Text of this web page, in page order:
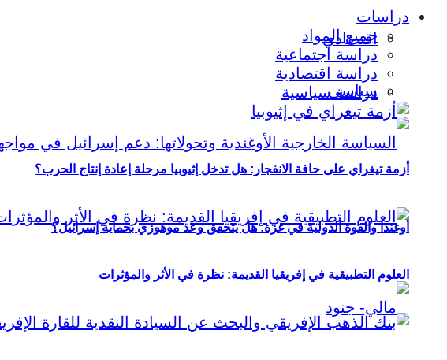
اقتصادي
سياسي
أوغندا والقوة الدولية في غزة: هل يتحقق وعد موهوزي بحماية إسرائيل؟
دراسات
جميع المواد
دراسة اجتماعية
دراسة اقتصادية
دراسة سياسية
أزمة تيغراي على حافة الانفجار: هل تدخل إثيوبيا مرحلة إعادة إنتاج الحرب؟
العلوم التطبيقية في إفريقيا القديمة: نظرة في الأثر والمؤثرات